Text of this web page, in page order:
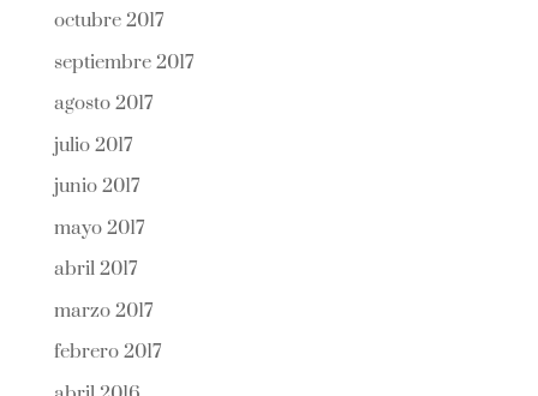
octubre 2017
septiembre 2017
agosto 2017
julio 2017
junio 2017
mayo 2017
abril 2017
marzo 2017
febrero 2017